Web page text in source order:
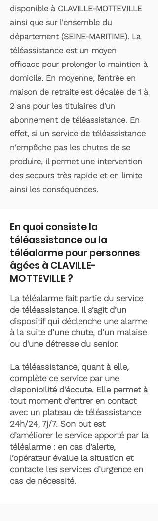
disponible à CLAVILLE-MOTTEVILLE
ainsi que sur l'ensemble du
département (SEINE-MARITIME). La
téléassistance est un moyen
efficace pour prolonger le maintien à
domicile. En moyenne, l’entrée en
maison de retraite est décalée de 1 à
2 ans pour les titulaires d’un
abonnement de téléassistance. En
effet, si un service de téléassistance
n'empêche pas les chutes de se
produire, il permet une intervention
des secours très rapide et en limite
ainsi les conséquences.
En quoi consiste la
téléassistance ou la
téléalarme pour personnes
âgées à CLAVILLE-
MOTTEVILLE ?
La téléalarme fait partie du service
de téléassistance. Il s’agit d’un
dispositif qui déclenche une alarme
à la suite d’une chute, d’un malaise
ou d'une détresse du senior.
La téléassistance, quant à elle,
complète ce service par une
disponibilité d'écoute. Elle permet à
tout moment d’entrer en contact
avec un plateau de téléassistance
24h/24, 7j/7. Son but est
d’améliorer le service apporté par la
téléalarme : en cas d’alerte,
l’opérateur évalue la situation et
contacte les services d’urgence en
cas de nécessité.